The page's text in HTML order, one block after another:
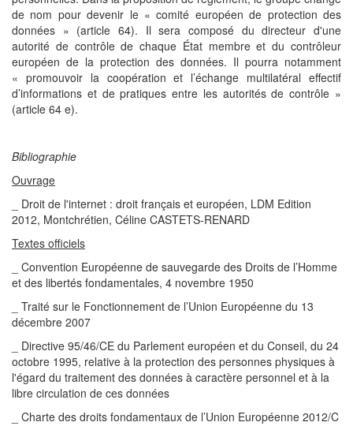
de nom pour devenir le « comité européen de protection des
données » (article 64). Il sera composé du directeur d'une
autorité de contrôle de chaque État membre et du contrôleur
européen de la protection des données. Il pourra notamment
« promouvoir la coopération et l’échange multilatéral effectif
d’informations et de pratiques entre les autorités de contrôle »
(article 64 e).
Bibliographie
Ouvrage
_ Droit de l'internet : droit français et européen, LDM Edition
2012, Montchrétien, Céline CASTETS-RENARD
Textes officiels
_ Convention Européenne de sauvegarde des Droits de l’Homme
et des libertés fondamentales, 4 novembre 1950
_ Traité sur le Fonctionnement de l’Union Européenne du 13
décembre 2007
_ Directive 95/46/CE du Parlement européen et du Conseil, du 24
octobre 1995, relative à la protection des personnes physiques à
l'égard du traitement des données à caractère personnel et à la
libre circulation de ces données
_ Charte des droits fondamentaux de l’Union Européenne 2012/C